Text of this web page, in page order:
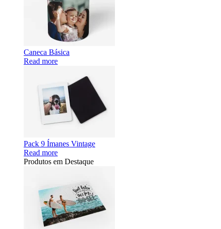
Caneca Básica
Read more
Pack 9 Ímanes Vintage
Read more
Produtos em Destaque